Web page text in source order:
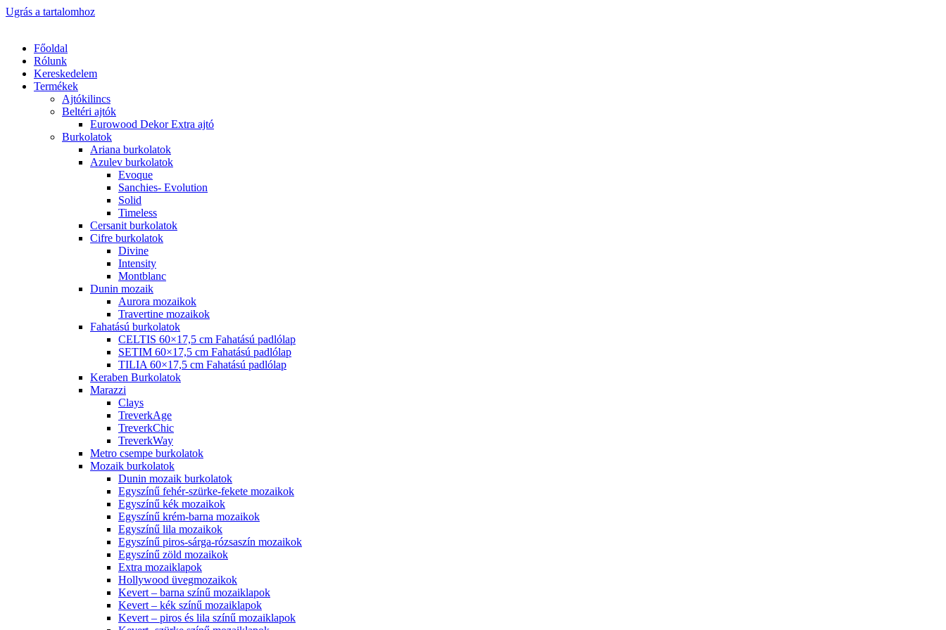
Ugrás a tartalomhoz
Főoldal
Rólunk
Kereskedelem
Termékek
Ajtókilincs
Beltéri ajtók
Eurowood Dekor Extra ajtó
Burkolatok
Ariana burkolatok
Azulev burkolatok
Evoque
Sanchies- Evolution
Solid
Timeless
Cersanit burkolatok
Cifre burkolatok
Divine
Intensity
Montblanc
Dunin mozaik
Aurora mozaikok
Travertine mozaikok
Fahatású burkolatok
CELTIS 60×17,5 cm Fahatású padlólap
SETIM 60×17,5 cm Fahatású padlólap
TILIA 60×17,5 cm Fahatású padlólap
Keraben Burkolatok
Marazzi
Clays
TreverkAge
TreverkChic
TreverkWay
Metro csempe burkolatok
Mozaik burkolatok
Dunin mozaik burkolatok
Egyszínű fehér-szürke-fekete mozaikok
Egyszínű kék mozaikok
Egyszínű krém-barna mozaikok
Egyszínű lila mozaikok
Egyszínű piros-sárga-rózsaszín mozaikok
Egyszínű zöld mozaikok
Extra mozaiklapok
Hollywood üvegmozaikok
Kevert – barna színű mozaiklapok
Kevert – kék színű mozaiklapok
Kevert – piros és lila színű mozaiklapok